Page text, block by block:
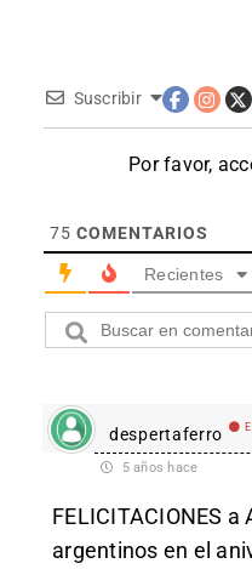
Suscribir
Por favor,
75 COMENTARIOS
Recientes
despertaferro
5 años hace
FELICITACIONES
argentinos en el